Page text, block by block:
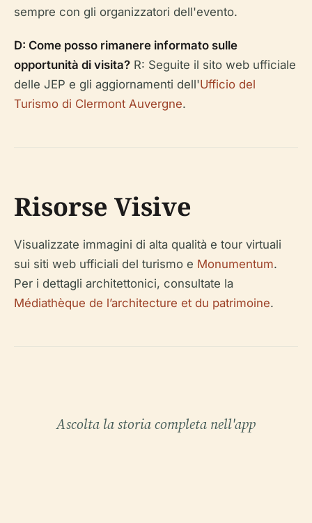
sempre con gli organizzatori dell'evento.
D: Come posso rimanere informato sulle
opportunità di visita? R: Seguite il sito web ufficiale
delle JEP e gli aggiornamenti dell'Ufficio del
Turismo di Clermont Auvergne.
Risorse Visive
Visualizzate immagini di alta qualità e tour virtuali
sui siti web ufficiali del turismo e Monumentum.
Per i dettagli architettonici, consultate la
Médiathèque de l’architecture et du patrimoine.
Ascolta la storia completa nell'app